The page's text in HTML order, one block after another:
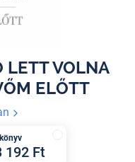
LETT VOLNA
ELŐTT
192 Ft